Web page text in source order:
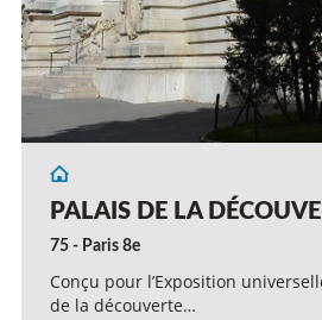
PALAIS DE LA
75 - Paris 8e
Conçu pour l’Exposition
de la découverte…